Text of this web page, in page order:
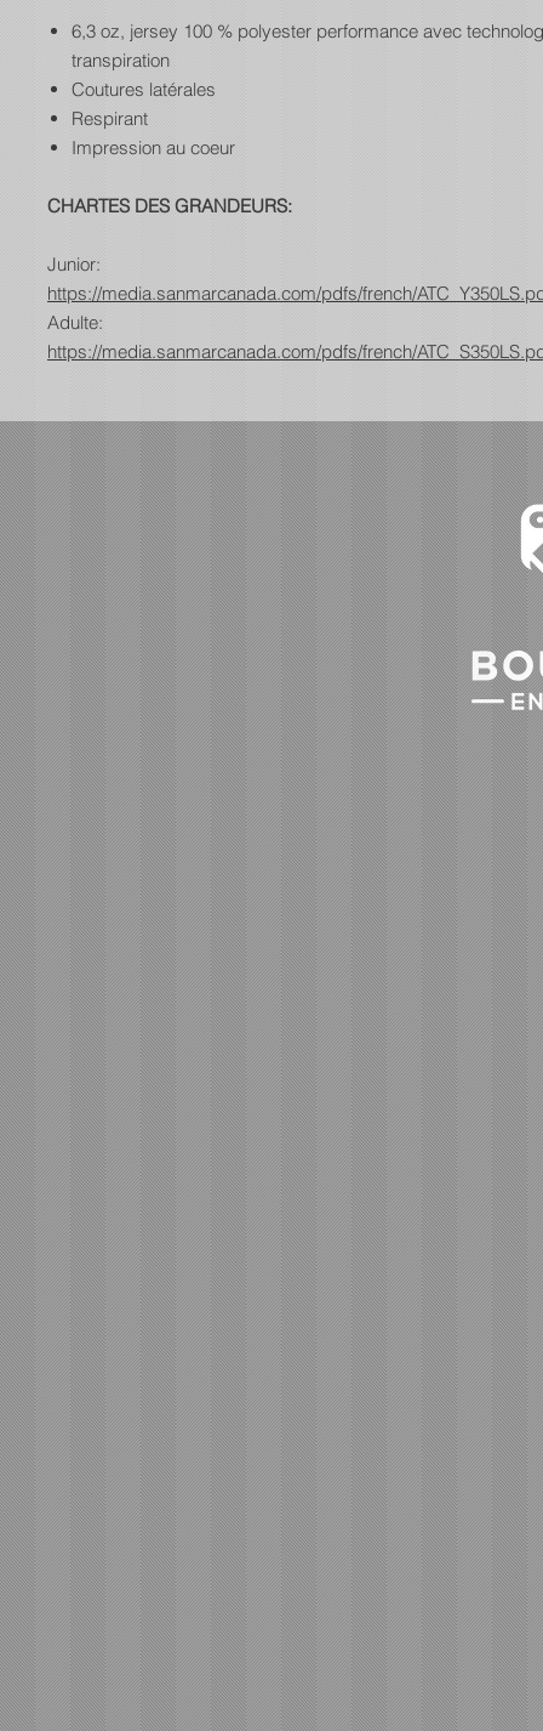
6,3 oz, jersey 100 % polyester performance avec
transpiration
Coutures latérales
Respirant
Impression au coeur
CHARTES DES GRANDEURS:
Junior:
https://media.sanmarcanada.com/pdfs/french/
Adulte:
https://media.sanmarcanada.com/pdfs/french/